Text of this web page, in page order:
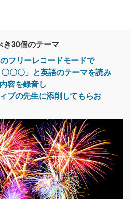
き30個のテーマ
のフリーレコードモードで
〇〇〇」と英語のテーマを読み
容を録音し
ブの先生に添削してもらお